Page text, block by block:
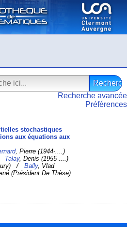
Recherche avancée
Préférences
stochastiques
aux équations aux
, Pierre (1944-....)
Talay, Denis (1955-....)
/Bally, Vlad
(Président De Thèse)